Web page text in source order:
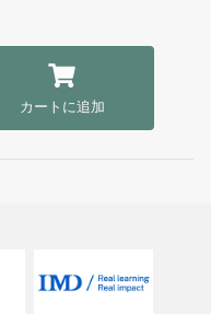
カートに追加